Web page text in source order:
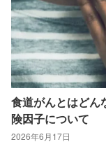
食道がんとはどん
険因子について
2026年6月17日